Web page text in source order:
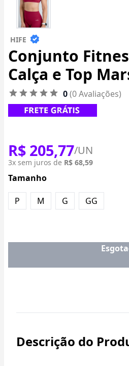
HIFE
Conjunto
Calça e Top
0(0 Avaliações)
R$ 205,77/UN
3x sem juros de R$ 68,59
Tamanho
P M G GG
Descrição do